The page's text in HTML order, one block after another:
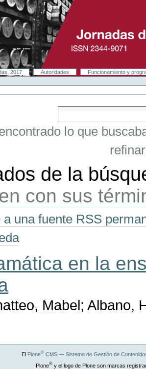
2017 Autoridades
Funcionamiento y
lo que
de la
con sus
una fuente RSS
en la
Mabel; Albano,
El Plone®CMS — Sistema de Gestión de
Plone®y el logo de Plone son marcas